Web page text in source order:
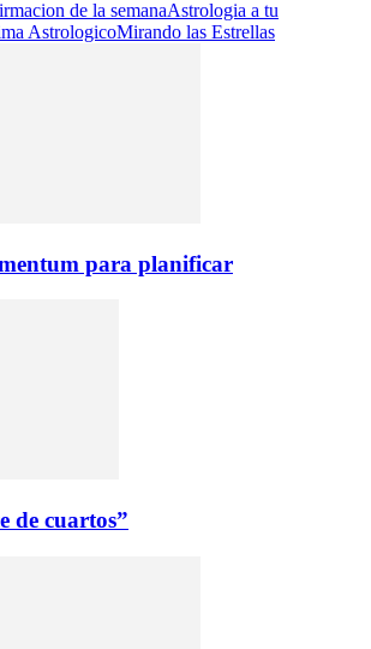
de la semanaAstrologia a tu
AstrologicoMirando las Estrellas
para planificar
de cuartos”